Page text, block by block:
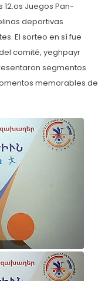
Juegos Pan-
deportivas
El sorteo en sí fue
comité, yeghpayr
segmentos
memorables de